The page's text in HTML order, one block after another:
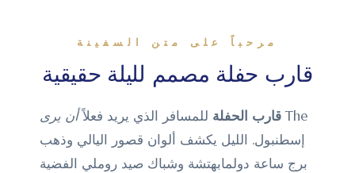
مرحباً على متن السفينة
قارب حفلة مصمم لليلة حقيقية
The قارب الحفلة للمسافر الذي يريد فعلاًأن يرى
إسطنبول. الليل يكشف ألوان قصور اليالي وذهب
برج ساعة دولمابهتشة وشباك صيد روملي الفضية